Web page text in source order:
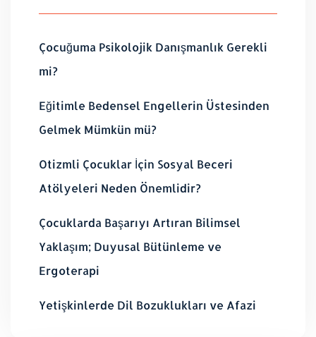
Çocuğuma Psikolojik Danışmanlık Gerekli
mi?
Eğitimle Bedensel Engellerin Üstesinden
Gelmek Mümkün mü?
Otizmli Çocuklar İçin Sosyal Beceri
Atölyeleri Neden Önemlidir?
Çocuklarda Başarıyı Artıran Bilimsel
Yaklaşım; Duyusal Bütünleme ve
Ergoterapi
Yetişkinlerde Dil Bozuklukları ve Afazi